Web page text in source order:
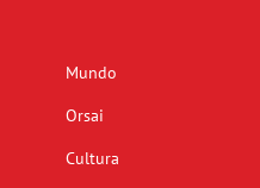
Mundo
Orsai
Cultura